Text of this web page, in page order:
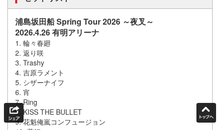
浦島坂田船 Spring Tour 2026 ～夜叉～
2026.4.26 有明アリーナ
1. 輪々春廻
2. 返り咲
3. Trashy
4. 吉原ラメント
5. シザーナイフ
6. 宵
7. Ring
8. KISS THE BULLET
9. 花魁俺嵐コンフュージョン